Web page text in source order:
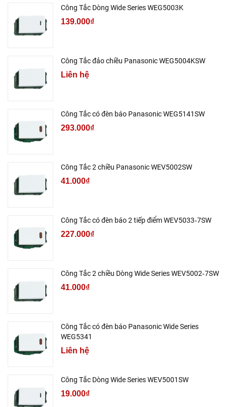
Công Tắc Dòng Wide Series WEG5003K
139.000₫
Công Tắc đảo chiều Panasonic WEG5004KSW
Liên hệ
Công Tắc có đèn báo Panasonic WEG5141SW
293.000₫
Công Tắc 2 chiều Panasonic WEV5002SW
41.000₫
Công Tắc có đèn báo 2 tiếp điểm WEV5033‑7SW
227.000₫
Công Tắc 2 chiều Dòng Wide Series WEV5002‑7SW
41.000₫
Công Tắc có đèn báo Panasonic Wide Series
WEG5341
Liên hệ
Công Tắc Dòng Wide Series WEV5001SW
19.000₫